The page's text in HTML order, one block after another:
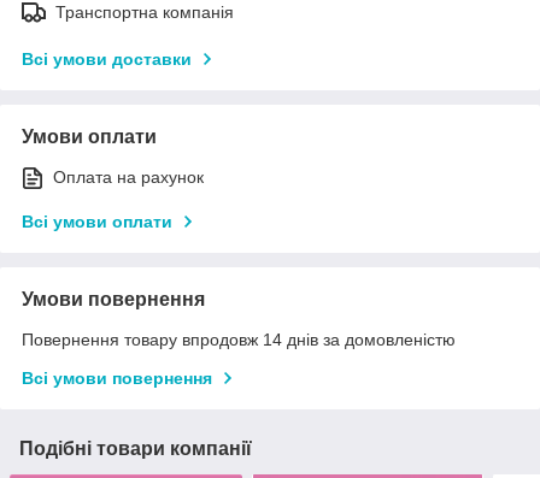
Транспортна компанія
Всі умови доставки
Умови оплати
Оплата на рахунок
Всі умови оплати
Умови повернення
Повернення товару впродовж 14 днів за домовленістю
Всі умови повернення
Подібні товари компанії